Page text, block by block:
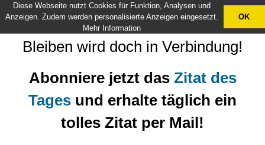
Bleiben wird doch in Verbindung!
Abonniere jetzt das Zitat des
Tages und erhalte täglich ein
tolles Zitat per Mail!
X
Diese Webseite nutzt Cookies für Funktion, Analysen und
Anzeigen. Zudem werden personalisierte Anzeigen eingesetzt.
Mehr Information
OK